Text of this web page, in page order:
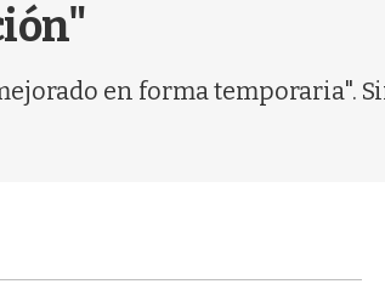
en forma temporaria".